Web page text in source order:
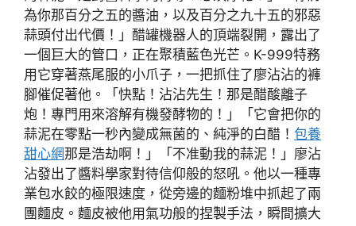
為你那百分之五的醬油，以及百分之九十五的邪惡
蒜頭付出代價！」醋罐機器人的頂端裂開，露出了
一個巨大的管口，正在聚積藍色光芒。K-999特務
用它穿著燕尾服的小爪子，一把抓住了廖沾沾的褲
腳催促著他。「快點！沾沾先生！那是醋酸離子
炮！專門用來溶解有機發酵物的！」「它會把你的
蒜泥在零點一秒內變成無菌的、純淨的白醋！ 包養
甜心網那是浩劫啊！」「不准動我的蒜泥！」廖沾
沾發出了醬料學家對待信仰般的怒吼。他以一種專
業包水餃的極限速度，從旁邊的麵粉堆中抓起了兩
團麵皮。麵皮被他用氣功般的捏製手法，瞬間擴大